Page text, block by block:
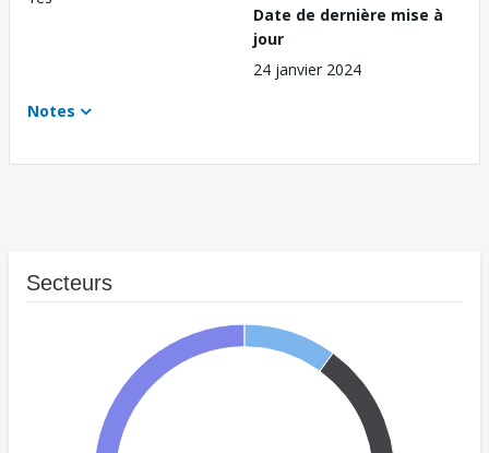
Date de dernière mise à
jour
24 janvier 2024
Notes
Secteurs